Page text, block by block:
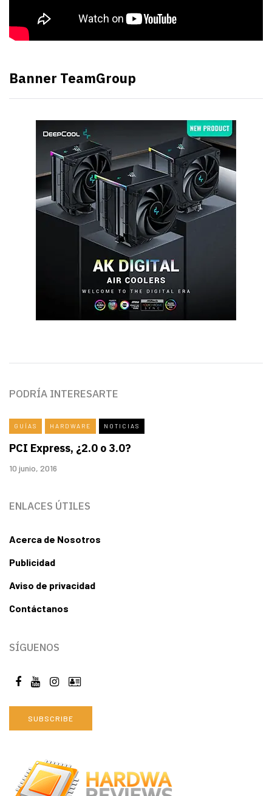
Banner TeamGroup
PODRÍA INTERESARTE
GUÍAS HARDWARE NOTICIAS
PCI Express, ¿2.0 o 3.0?
10 junio, 2016
ENLACES ÚTILES
Acerca de Nosotros
Publicidad
Aviso de privacidad
Contáctanos
SÍGUENOS
SUBSCRIBE